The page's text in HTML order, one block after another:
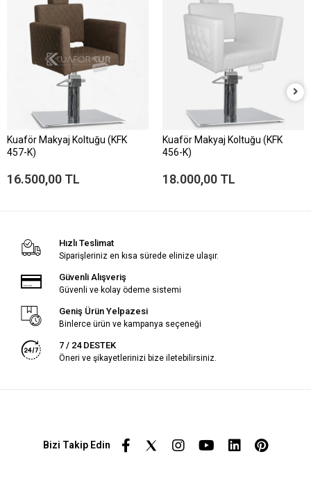
Kuaför Makyaj Koltuğu (KFK
457-K)
16.500,00 TL
Kuaför Makyaj Koltuğu (KFK
456-K)
18.000,00 TL
Hızlı Teslimat
Siparişleriniz en kısa sürede elinize ulaşır.
Güvenli Alışveriş
Güvenli ve kolay ödeme sistemi
Geniş Ürün Yelpazesi
Binlerce ürün ve kampanya seçeneği
7 / 24 DESTEK
Öneri ve şikayetlerinizi bize iletebilirsiniz.
Bizi Takip Edin